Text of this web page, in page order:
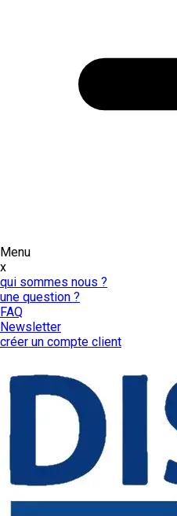
Menu
x
qui sommes nous ?
une question ?
FAQ
Newsletter
créer un compte client